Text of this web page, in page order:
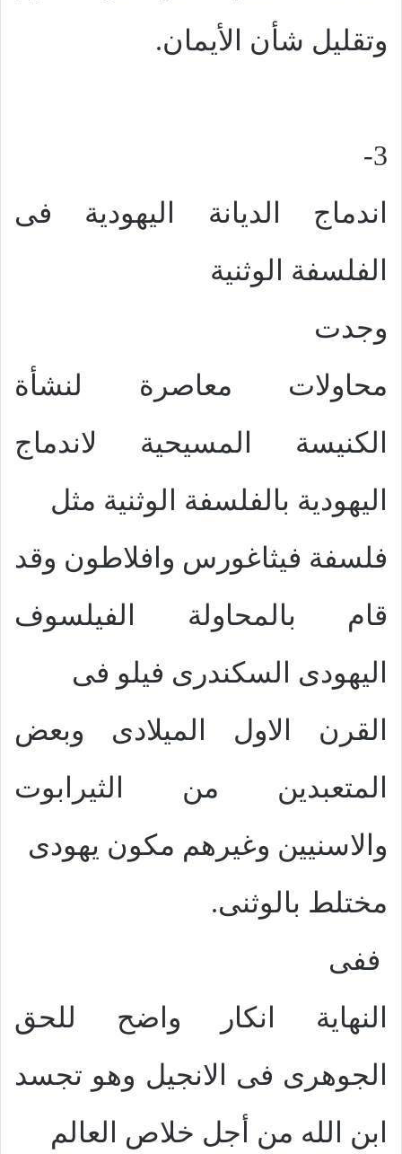
وتقليل شأن الأيمان.
3-
اندماج الديانة اليهودية فى
الفلسفة الوثنية
وجدت
محاولات معاصرة لنشأة
الكنيسة المسيحية لاندماج
اليهودية بالفلسفة الوثنية مثل
فلسفة فيثاغورس وافلاطون وقد
قام بالمحاولة الفيلسوف
اليهودى السكندرى فيلو فى
القرن الاول الميلادى وبعض
المتعبدين من الثيرابوت
والاسنيين وغيرهم مكون يهودى
مختلط بالوثنى.
ففى
النهاية انكار واضح للحق
الجوهرى فى الانجيل وهو تجسد
ابن الله من أجل خلاص العالم